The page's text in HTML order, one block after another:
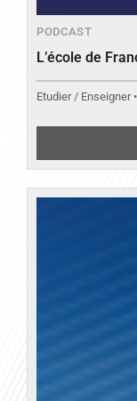
PODCAST
L’école de
Etudier / Enseigner